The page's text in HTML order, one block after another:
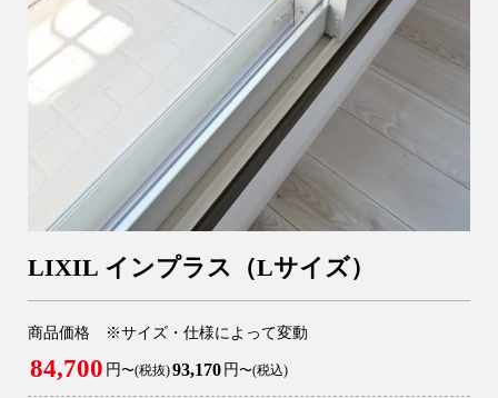
LIXIL インプラス（Lサイズ）
商品価格 ※サイズ・仕様によって変動
84,700 円〜(税抜)93,170 円〜(税込)